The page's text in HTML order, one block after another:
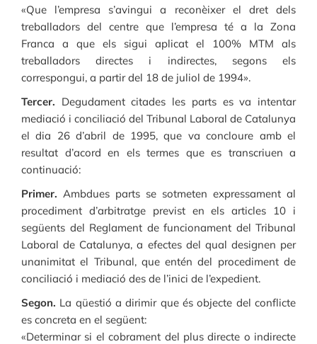
«Que l’empresa s’avingui a reconèixer el dret dels
treballadors del centre que l’empresa té a la Zona
Franca a que els sigui aplicat el 100% MTM als
treballadors directes i indirectes, segons els
correspongui, a partir del 18 de juliol de 1994».
Tercer. Degudament citades les parts es va intentar
mediació i conciliació del Tribunal Laboral de Catalunya
el dia 26 d’abril de 1995, que va concloure amb el
resultat d’acord en els termes que es transcriuen a
continuació:
Primer. Ambdues parts se sotmeten expressament al
procediment d’arbitratge previst en els articles 10 i
següents del Reglament de funcionament del Tribunal
Laboral de Catalunya, a efectes del qual designen per
unanimitat el Tribunal, que entén del procediment de
conciliació i mediació des de l’inici de l’expedient.
Segon. La qüestió a dirimir que és objecte del conflicte
es concreta en el següent:
«Determinar si el cobrament del plus directe o indirecte